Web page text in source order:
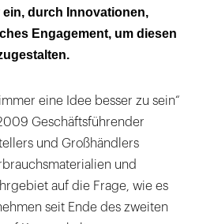
ein, durch Innovationen,
Engagement, um diesen
eine Idee besser zu sein“
Geschäftsführender
und Großhändlers
und
auf die Frage, wie es
seit Ende des zweiten